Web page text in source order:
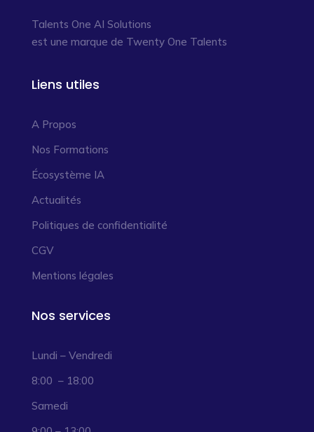
Talents One AI Solutions
est une marque de Twenty One Talents
Liens utiles
A Propos
Nos Formations
Écosystème IA
Actualités
Politiques de confidentialité
CGV
Mentions légales
Nos services
Lundi – Vendredi
8:00 – 18:00
Samedi